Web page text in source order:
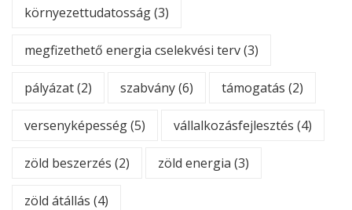
környezettudatosság(3)
megfizethető energia cselekvési terv(3)
pályázat(2) szabvány(6) támogatás (2)
versenyképesség(5) vállalkozásfejlesztés (4)
zöld beszerzés (2) zöld energia (3)
zöld átállás (4)